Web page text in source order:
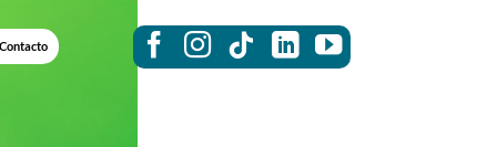
Contacto